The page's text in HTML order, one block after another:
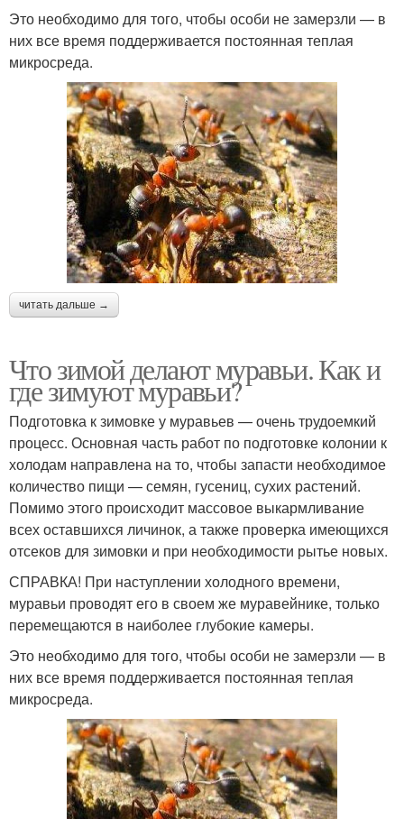
Это необходимо для того, чтобы особи не замерзли — в
них все время поддерживается постоянная теплая
микросреда.
читать дальше →
Что зимой делают муравьи. Как и
где зимуют муравьи?
Подготовка к зимовке у муравьев — очень трудоемкий
процесс. Основная часть работ по подготовке колонии к
холодам направлена на то, чтобы запасти необходимое
количество пищи — семян, гусениц, сухих растений.
Помимо этого происходит массовое выкармливание
всех оставшихся личинок, а также проверка имеющихся
отсеков для зимовки и при необходимости рытье новых.
СПРАВКА! При наступлении холодного времени,
муравьи проводят его в своем же муравейнике, только
перемещаются в наиболее глубокие камеры.
Это необходимо для того, чтобы особи не замерзли — в
них все время поддерживается постоянная теплая
микросреда.